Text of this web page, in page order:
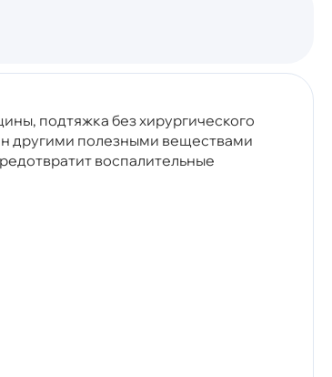
подтяжка без хирургического
другими полезными веществами
воспалительные